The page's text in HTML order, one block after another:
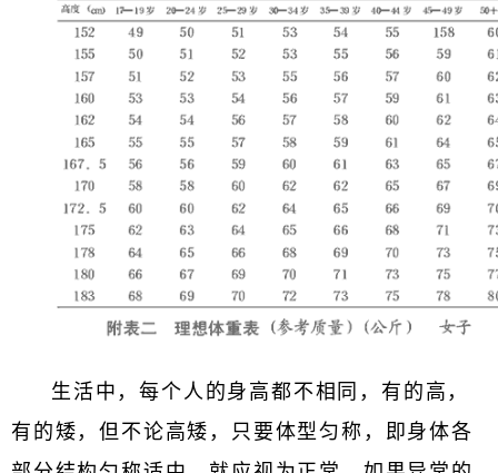
生活中，每个人的身高都不相同，有的高，
有的矮，但不论高矮，只要体型匀称，即身体各